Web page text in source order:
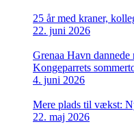
25 år med kraner,
22. juni 2026
Grenaa Havn
Kongeparrets
4. juni 2026
Mere plads til vækst:
22. maj 2026